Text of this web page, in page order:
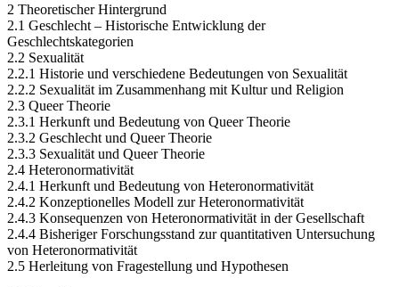
2 Theoretischer Hintergrund
2.1 Geschlecht – Historische Entwicklung der
Geschlechtskategorien
2.2 Sexualität
2.2.1 Historie und verschiedene Bedeutungen von Sexualität
2.2.2 Sexualität im Zusammenhang mit Kultur und Religion
2.3 Queer Theorie
2.3.1 Herkunft und Bedeutung von Queer Theorie
2.3.2 Geschlecht und Queer Theorie
2.3.3 Sexualität und Queer Theorie
2.4 Heteronormativität
2.4.1 Herkunft und Bedeutung von Heteronormativität
2.4.2 Konzeptionelles Modell zur Heteronormativität
2.4.3 Konsequenzen von Heteronormativität in der Gesellschaft
2.4.4 Bisheriger Forschungsstand zur quantitativen Untersuchung
von Heteronormativität
2.5 Herleitung von Fragestellung und Hypothesen